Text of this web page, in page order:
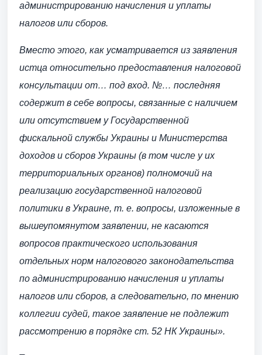
администрированию начисления и уплаты
налогов или сборов.
Вместо этого, как усматривается из заявления
истца относительно предоставления налоговой
консультации от… под вход. №… последняя
содержит в себе вопросы, связанные с наличием
или отсутствием у Государственной
фискальной службы Украины и Министерства
доходов и сборов Украины (в том числе у их
территориальных органов) полномочий на
реализацию государственной налоговой
политики в Украине, т. е. вопросы, изложенные в
вышеупомянутом заявлении, не касаются
вопросов практического использования
отдельных норм налогового законодательства
по администрированию начисления и уплаты
налогов или сборов, а следовательно, по мнению
коллегии судей, такое заявление не подлежит
рассмотрению в порядке ст. 52 НК Украины».